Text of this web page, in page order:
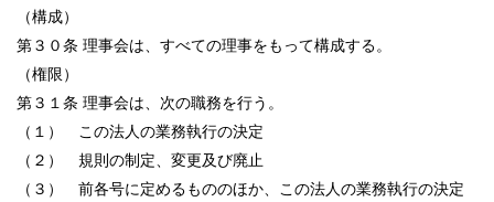
（構成）
第３０条 理事会は、すべての理事をもって構成する。
（権限）
第３１条 理事会は、次の職務を行う。
（１） この法人の業務執行の決定
（２） 規則の制定、変更及び廃止
（３） 前各号に定めるもののほか、この法人の業務執行の決定